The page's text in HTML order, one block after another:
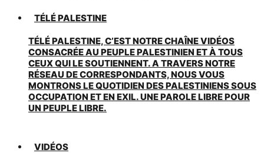
TÉLÉ PALESTINE
TÉLÉ PALESTINE, C’EST NOTRE CHAÎNE VIDÉOS
CONSACRÉE AU PEUPLE PALESTINIEN ET À TOUS
CEUX QUI LE SOUTIENNENT. A TRAVERS NOTRE
RÉSEAU DE CORRESPONDANTS, NOUS VOUS
MONTRONS LE QUOTIDIEN DES PALESTINIENS SOUS
OCCUPATION ET EN EXIL. UNE PAROLE LIBRE POUR
UN PEUPLE LIBRE.
VIDÉOS